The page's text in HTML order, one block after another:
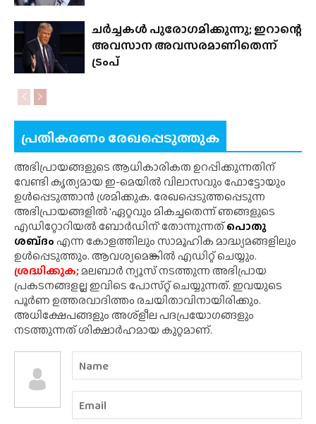
ചർച്ചകൾ പുരോഗമിക്കുന്നു; ഇറാന്റെ
അവസാന അവസരമാണിതെന്ന്
ട്രംപ്
പ്രതികരണം രേഖപ്പെടുത്തുക
അഭിപ്രായങ്ങളുടെ ആധികാരികത ഉറപ്പിക്കുന്നതിന്
വേണ്ടി കൃത്യമായ ഇ-മെയിൽ വിലാസവും ഫോട്ടോയും
ഉൾപ്പെടുത്താൻ ശ്രമിക്കുക. രേഖപ്പെടുത്തപ്പെടുന്ന
അഭിപ്രായങ്ങളിൽ 'ഏറ്റവും മികച്ചതെന്ന് ഞങ്ങളുടെ
എഡിറ്റോറിയൽ ബോർഡിന്' തോന്നുന്നത്പൊതു
ശബ്‌ദംഎന്ന കോളത്തിലും സാമൂഹിക മാദ്ധ്യമങ്ങളിലും
ഉൾപ്പെടുത്തും. ആവശ്യമെങ്കിൽ എഡിറ്റ് ചെയ്യും.
ശ്രദ്ധിക്കുക;മലബാർ ന്യൂസ് നടത്തുന്ന അഭിപ്രായ
പ്രകടനങ്ങളല്ല ഇവിടെ പോസ്‌റ്റ് ചെയ്യുന്നത്. ഇവയുടെ
പൂർണ ഉത്തരവാദിത്തം രചയിതാവിനായിരിക്കും.
അധിക്ഷേപങ്ങളും അശ്‌ളീല പദപ്രയോഗങ്ങളും
നടത്തുന്നത് ശിക്ഷാർഹമായ കുറ്റമാണ്.